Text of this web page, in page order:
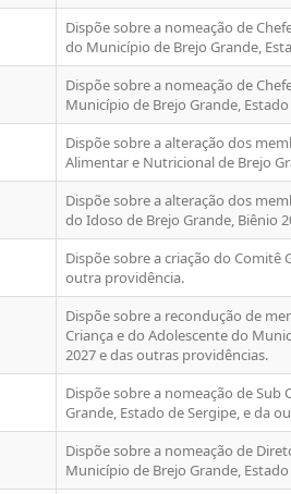
Dispõe sobre a nomeação de
do Município de Brejo Grande,
Dispõe sobre a nomeação de
Município de Brejo Grande,
Dispõe sobre a alteração dos
Alimentar e Nutricional de Brejo
Dispõe sobre a alteração dos
do Idoso de Brejo Grande, Biênio
Dispõe sobre a criação do Comitê
outra providência.
Dispõe sobre a recondução de
Criança e do Adolescente do
2027 e das outras providências.
Dispõe sobre a nomeação de Sub
Grande, Estado de Sergipe, e da
Dispõe sobre a nomeação de
Município de Brejo Grande,